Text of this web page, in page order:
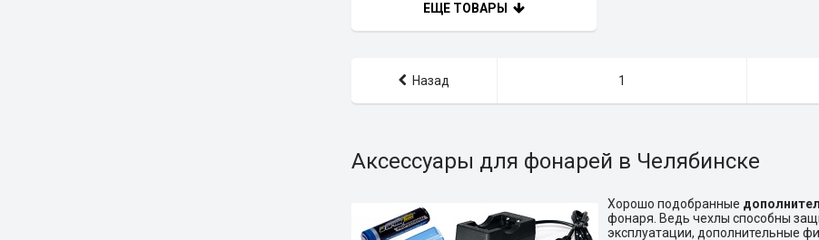
ЕЩЕ ТОВАРЫ
Назад 1
Аксессуары для фонарей в Челябинске
Хорошо подобранные
фонаря. Ведь чехлы способны
эксплуатации, дополнительные